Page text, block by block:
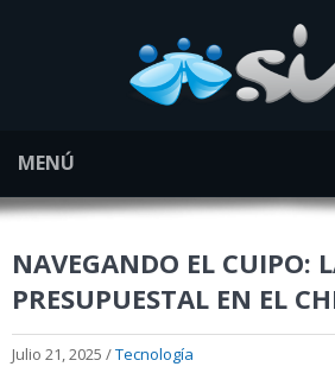
MENÚ
NAVEGANDO EL CUIPO:
PRESUPUESTAL EN EL
Julio 21, 2025 /Tecnología